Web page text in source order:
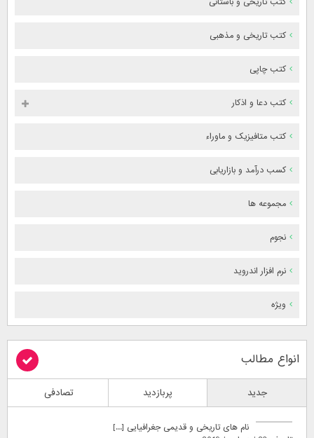
کتب تاریخی و مذهبی
کتب چاپی
کتب دعا و اذکار
کتب متافیزیک و ماوراء
کسب درآمد و بازاریابی
مجموعه ها
نجوم
نرم افزار اندروید
ویژه
انواع مطالب
جدید پربازدید تصادفی
نام های تاریخی و قدیمی جغرافیایی [...]